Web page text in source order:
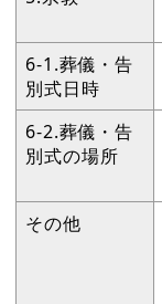
6-1.葬儀・告
別式日時
6-2.葬儀・告
別式の場所
その他